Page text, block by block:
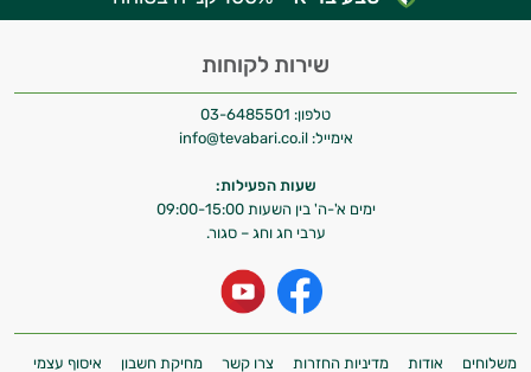
שירות לקוחות
טלפון: 03-6485501
אימייל: info@tevabari.co.il
שעות הפעילות:
ימים א'-ה' בין השעות 09:00-15:00
ערבי חג וחג – סגור.
משלוחים אודות מדיניות החזרות צרו קשר מחיקת חשבון איסוף עצמי